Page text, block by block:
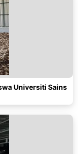
Universiti Sains